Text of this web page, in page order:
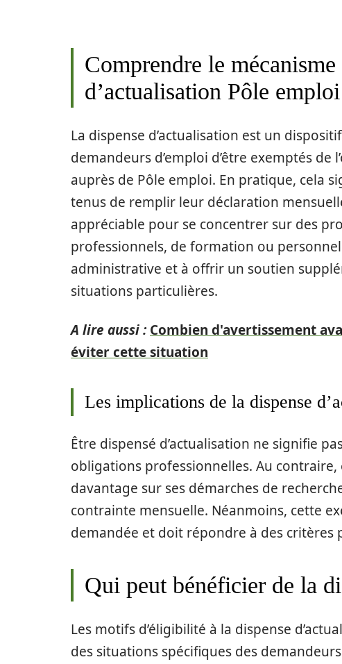
Comprendre le mécanisme
d’actualisation Pôle emploi
La dispense d’actualisation est un
demandeurs d’emploi d’être exemptés
auprès de Pôle emploi. En pratique, cela
tenus de remplir leur déclaration
appréciable pour se concentrer sur des
professionnels, de formation ou
administrative et à offrir un soutien
situations particulières.
A lire aussi : Combien d'avertissement
éviter cette situation
Les implications de la dispense
Être dispensé d’actualisation ne signifie
obligations professionnelles. Au
davantage sur ses démarches de
contrainte mensuelle. Néanmoins, cette
demandée et doit répondre à des critères
Qui peut bénéficier de la
Les motifs d’éligibilité à la dispense
des situations spécifiques des